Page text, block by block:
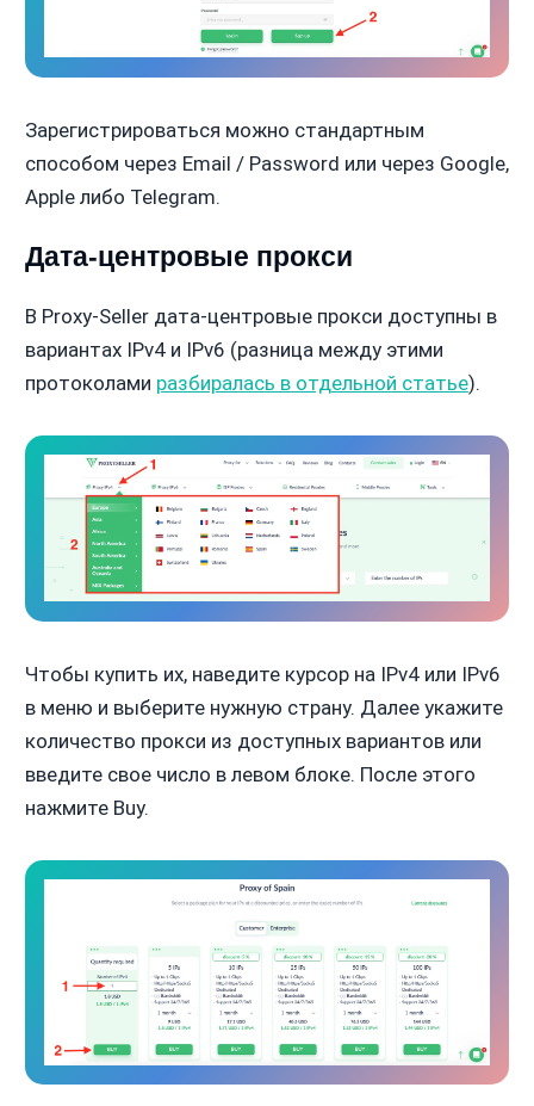
Зарегистрироваться можно стандартным
способом через Email / Password или через Google,
Apple либо Telegram.
Дата-центровые прокси
В Proxy-Seller дата-центровые прокси доступны в
вариантах IPv4 и IPv6 (разница между этими
протоколами разбиралась в отдельной статье).
Чтобы купить их, наведите курсор на IPv4 или IPv6
в меню и выберите нужную страну. Далее укажите
количество прокси из доступных вариантов или
введите свое число в левом блоке. После этого
нажмите Buy.